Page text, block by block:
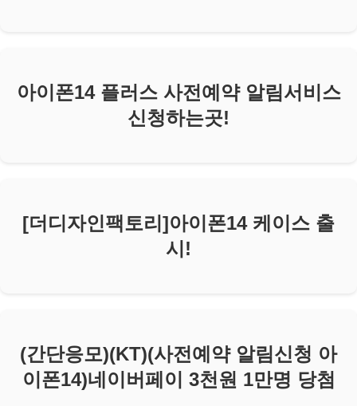
아이폰14 플러스 사전예약 알림서비스
신청하는곳!
[더디자인팩토리]아이폰14 케이스 출
시!
(간단응모)(KT)(사전예약 알림신청 아
이폰14)네이버페이 3천원 1만명 당첨